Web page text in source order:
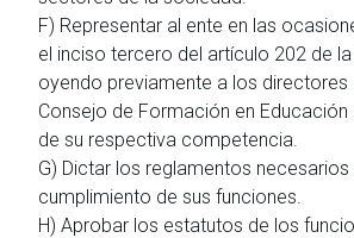
F) Representar al ente en las
el inciso tercero del artículo 202 de
oyendo previamente a los directores
Consejo de Formación en Educación
de su respectiva competencia.
G) Dictar los reglamentos necesarios
cumplimiento de sus funciones.
H) Aprobar los estatutos de los